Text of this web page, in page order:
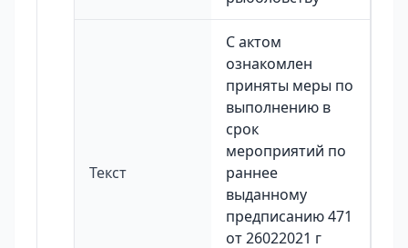
Текст
С актом
ознакомлен
приняты меры по
выполнению в
срок
мероприятий по
раннее
выданному
предписанию 471
от 26022021 г